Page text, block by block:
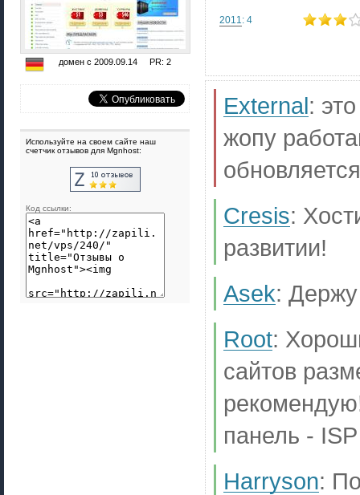
домен с 2009.09.14 PR: 2
Используйте на своем сайте наш
счетчик отзывов для Mgnhost:
Код ссылки:
2011: 4
External:
жопу
Cresis:
развитии!
Asek: Держу
Root:
сайтов
панель -
Harryson: